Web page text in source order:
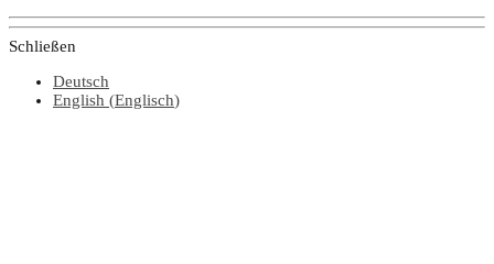
Schließen
Deutsch
English (Englisch)